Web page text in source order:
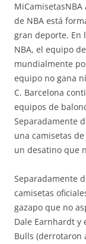
de NBA está
gran deporte. En
NBA, el equipo
mundialmente
equipo no gana
C. Barcelona
equipos de
Separadamente
una camisetas
un desatino que
Separadamente
camisetas
gazapo que no
Dale Earnhardt y
Bulls (derrotaron